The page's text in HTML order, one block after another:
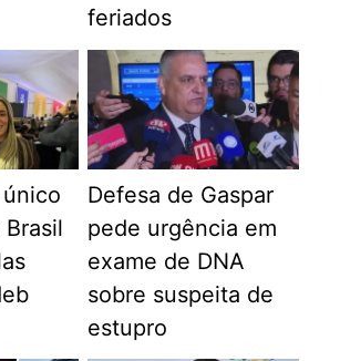
feriados
Defesa de Gaspar
pede urgência em
exame de DNA
sobre suspeita de
estupro